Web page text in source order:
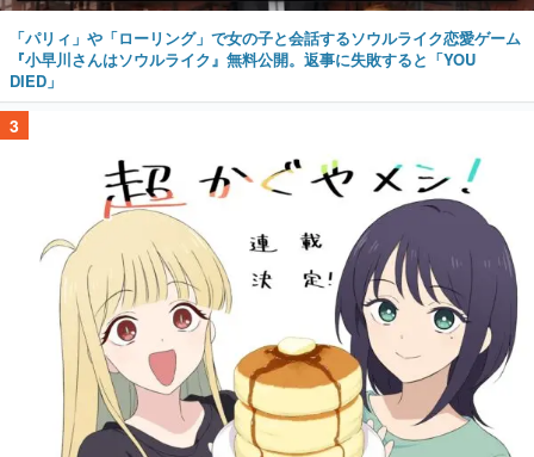
「パリィ」や「ローリング」で女の子と会話するソウルライク恋愛ゲーム
『小早川さんはソウルライク』無料公開。返事に失敗すると「YOU
DIED」
3